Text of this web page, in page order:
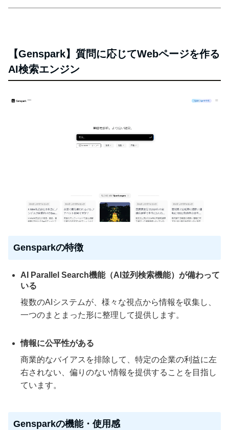
【Genspark】質問に応じてWebページを作る
AI検索エンジン
Gensparkの特徴
AI Parallel Search機能（AI並列検索機能）が備わって
いる
複数のAIシステムが、様々な視点から情報を収集し、
一つのまとまった形に整理して提供します。
情報に公平性がある
商業的なバイアスを排除して、特定の企業の利益に左
右されない、偏りのない情報を提供することを目指し
ています。
Gensparkの機能・使用感